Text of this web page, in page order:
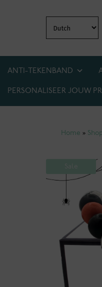
navigatie
inhoud
ANTI-TEKENBAND
PERSONALISEER JOUW
Home »